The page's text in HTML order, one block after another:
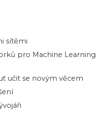
sítěmi
pro Machine Learning
učit se novým věcem